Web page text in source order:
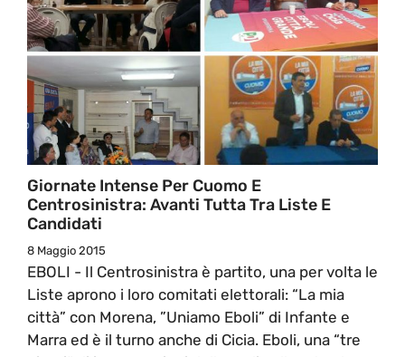
Giornate Intense Per Cuomo E
Centrosinistra: Avanti Tutta Tra Liste E
Candidati
8 Maggio 2015
EBOLI - Il Centrosinistra è partito, una per volta le
Liste aprono i loro comitati elettorali: “La mia
città” con Morena, ”Uniamo Eboli” di Infante e
Marra ed è il turno anche di Cicia. Eboli, una “tre